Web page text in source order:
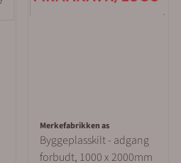
Merkefabrikken as
Byggeplasskilt - adgang
forbudt, 1000 x 2000mm